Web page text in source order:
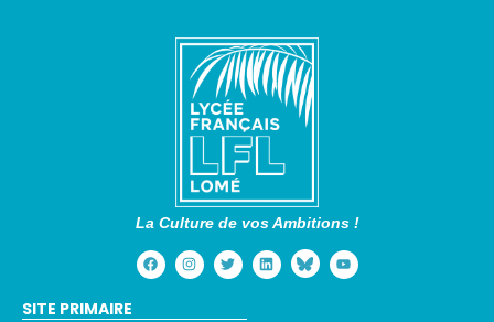
La Culture de vos Ambitions !
SITE PRIMAIRE